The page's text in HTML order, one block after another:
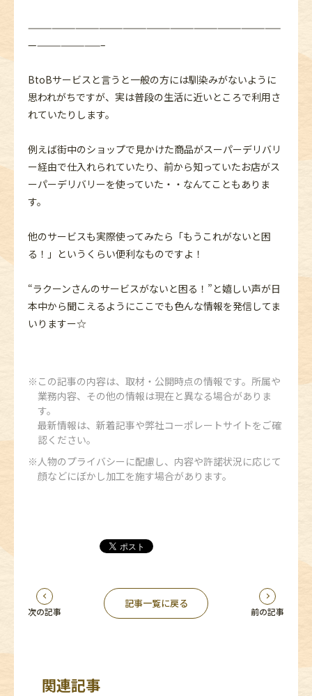
————————————————————————————————
—————————–
BtoBサービスと言うと一般の方には馴染みがないように
思われがちですが、実は普段の生活に近いところで利用さ
れていたりします。
例えば街中のショップで見かけた商品がスーパーデリバリ
ー経由で仕入れられていたり、前から知っていたお店がス
ーパーデリバリーを使っていた・・なんてこともありま
す。
他のサービスも実際使ってみたら「もうこれがないと困
る！」というくらい便利なものですよ！
“ラクーンさんのサービスがないと困る！”と嬉しい声が日
本中から聞こえるようにここでも色んな情報を発信してま
いりますー☆
この記事の内容は、取材・公開時点の情報です。所属や
業務内容、その他の情報は現在と異なる場合がありま
す。
最新情報は、新着記事や弊社コーポレートサイトをご確
認ください。
人物のプライバシーに配慮し、内容や許諾状況に応じて
顔などにぼかし加工を施す場合があります。
次の記事
記事一覧に戻る
前の記事
関連記事